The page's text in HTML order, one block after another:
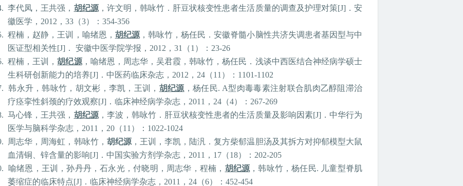
李代凤，王共强， 胡纪源，许文明，韩咏竹．肝豆状核变性患者生活质量的调查及护理对策[J]．安
徽医学， 2012 ， 33 （3）： 354-356
程楠，赵静，王训，喻绪恩， 胡纪源，韩咏竹，杨任民．安徽脊髓小脑性共济失调患者基因型与中
医证型相关性[J] ． 安徽中医学院学报， 2012 ， 31 （1 ）： 23-26
程楠，王训，胡纪源，喻绪恩，周志华， 吴君霞，韩咏竹，杨任民．浅谈中西医结合神经病学硕士
生科研创新能力的培养[J] ．中医药临床杂志， 2012 ， 24 （11 ）： 1101-1102
韩永升，韩咏竹，胡文彬，李凯，王训， 胡纪源 ，杨任民. A型肉毒毒素注射联合肌肉乙醇阻滞治
疗痉挛性斜颈的疗效观察[J] ．临床神经病学杂志， 2011 ， 24 （4）： 267-269
马心锋，王共强， 胡纪源，李波，韩咏竹．肝豆状核变性患者的生活质量及影响因素[J]．中华行为
医学与脑科学杂志， 2011 ， 20 （11 ）： 1022-1024
周志华，周海虹，韩咏竹， 胡纪源，王训，李凯，陆汎．复方柴郁温胆汤及其拆方对抑郁模型大鼠
血清铜、锌含量的影响[J] ．中国实验方剂学杂志， 2011 ， 17 （18）： 202-205
喻绪恩，王训，孙丹丹，石永光，付晓明，周志华，程楠， 胡纪源 ，韩咏竹，杨任民. 儿童型脊肌
萎缩症的临床特点[J] ．临床神经病学杂志， 2011 ， 24 （6）： 452-454